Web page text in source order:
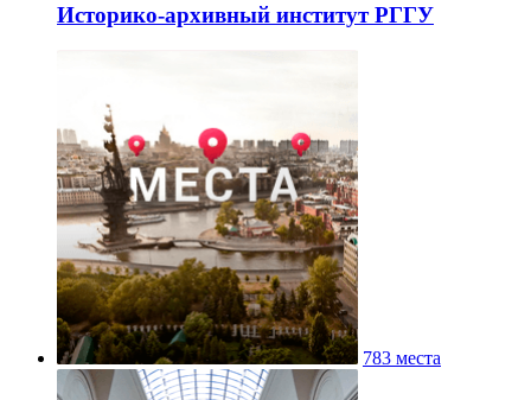
Историко-архивный институт РГГУ
783 места